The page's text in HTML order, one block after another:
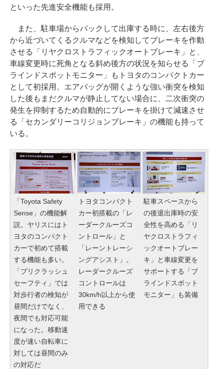
といった先進安全機能も採用。
また、駐車場からバックして出庫する時に、左右後方
から近づいてくるクルマなどを検知してブレーキを作動
させる「リヤクロストラフィックオートブレーキ」と、
車線変更時に死角となる斜め後方の状況を知らせる「ブ
ラインドスポットモニター」もトヨタのコンパクトカー
として初採用。エアバッグが開くような強い衝突を検知
した後もまだクルマが静止してない場合に、二次衝突の
発生を抑制するため自動的にブレーキを掛けて減速させ
る「セカンダリーコリジョンブレーキ」の機能も持って
いる。
「Toyota Safety
Sense」の機能解
説。ヤリスにはト
ヨタのコンパクト
カーで初めて搭載
する機能も多い。
「プリクラッシュ
セーフティ」では
対歩行者の検知が
昼間だけでなく、
夜間でも対応可能
になった。移動速
度が速い自転車に
対しては昼間のみ
の対応だ
トヨタコンパクト
カー初搭載の「レ
ーダークルーズコ
ントロール」と
「レーントレーシ
ングアシスト」。
レーダークルーズ
コントロールは
30km/h以上から使
用できる
駐車スペースから
の後退出庫時の安
全性を高める「リ
ヤクロストラフィ
ックオートブレー
キ」と車線変更を
サポートする「ブ
ラインドスポット
モニター」も装備